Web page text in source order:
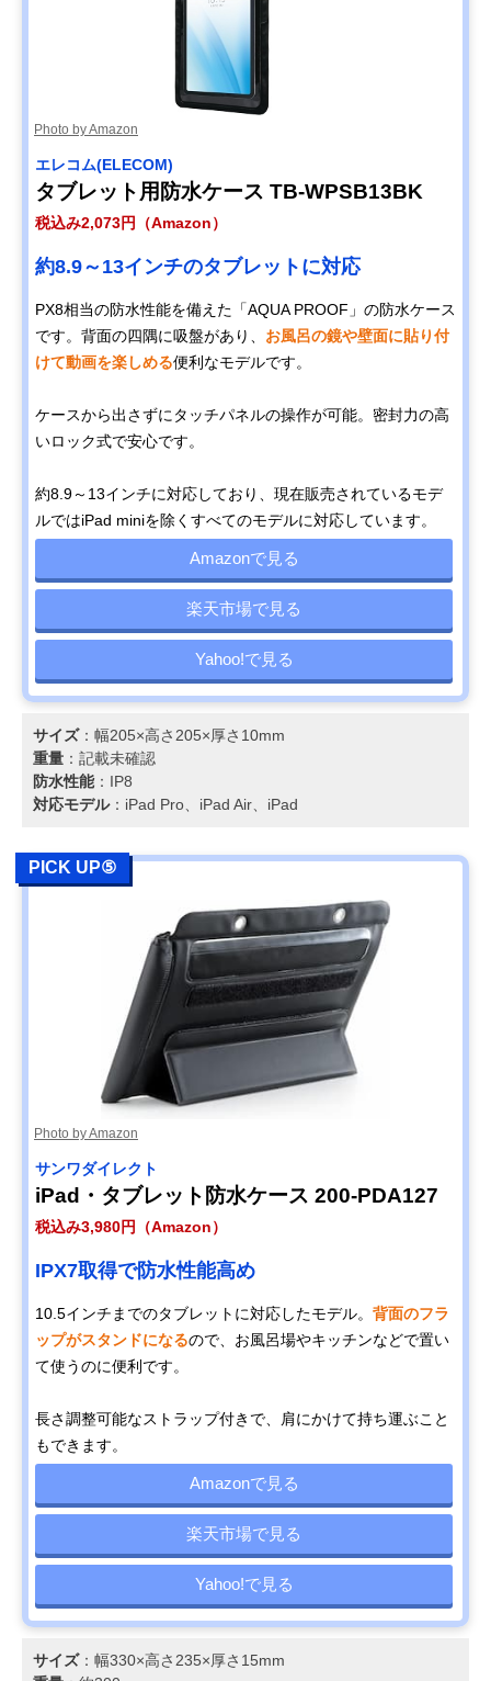
Photo by Amazon
エレコム(ELECOM)
タブレット用防水ケース TB-WPSB13BK
税込み2,073円（Amazon）
約8.9～13インチのタブレットに対応
PX8相当の防水性能を備えた「AQUA PROOF」の防水ケース
です。背面の四隅に吸盤があり、 お風呂の鏡や壁面に貼り付
けて動画を楽しめる便利なモデルです。
ケースから出さずにタッチパネルの操作が可能。密封力の高
いロック式で安心です。
約8.9～13インチに対応しており、現在販売されているモデ
ルではiPad miniを除くすべてのモデルに対応しています。
Amazonで見る
楽天市場で見る
Yahoo!で見る
サイズ：幅205×高さ205×厚さ10mm
重量 ：記載未確認
防水性能：IP8
対応モデル：iPad Pro、iPad Air、iPad
PICK UP⑤
Photo by Amazon
サンワダイレクト
iPad・タブレット防水ケース 200-PDA127
税込み3,980円（Amazon）
IPX7取得で防水性能高め
10.5インチまでのタブレットに対応したモデル。 背面のフラ
ップがスタンドになるので、お風呂場やキッチンなどで置い
て使うのに便利です。
長さ調整可能なストラップ付きで、肩にかけて持ち運ぶこと
もできます。
Amazonで見る
楽天市場で見る
Yahoo!で見る
サイズ：幅330×高さ235×厚さ15mm